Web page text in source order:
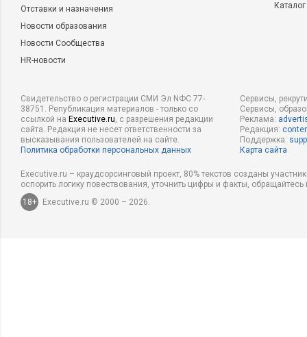
Отставки и назначения
Новости образования
Новости Сообщества
HR-новости
Свидетельство о регистрации СМИ Эл NФС 77-
38751. Републикация материалов - только со
ссылкой на Executive.ru, с разрешения редакции
сайта. Редакция не несет ответственности за
высказывания пользователей на сайте.
Политика обработки персональных данных
Сервисы,
Сервисы,
Реклама:
Редакция:
Поддержка:
Карта сайта
Executive.ru – краудсорсинговый проект, 80% текстов созданы
оспорить логику повествования, уточнить цифры и факты,
18+
Executive.ru © 2000 – 2026.